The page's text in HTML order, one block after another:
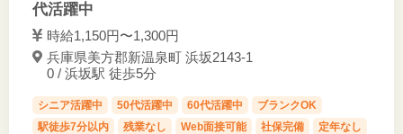
代活躍中
時給1,150円〜1,300円
兵庫県美方郡新温泉町 浜坂2143-1
0 / 浜坂駅 徒歩5分
シニア活躍中 50代活躍中 60代活躍中
ブランクOK
駅徒歩7分以内
残業なし Web面接可能 社保完備 定年なし